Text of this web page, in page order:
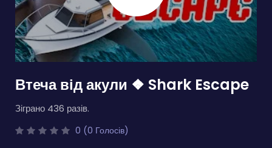
Втеча від акули ❖ Shark Escape
Зіграно 436 разів.
0 (0 Голосів)